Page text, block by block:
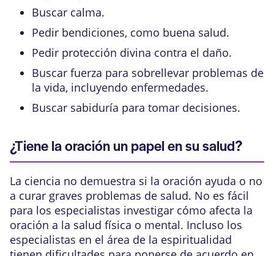
Buscar calma.
Pedir bendiciones, como buena salud.
Pedir protección divina contra el daño.
Buscar fuerza para sobrellevar problemas de
la vida, incluyendo enfermedades.
Buscar sabiduría para tomar decisiones.
¿Tiene la oración un papel en su salud?
La ciencia no demuestra si la oración ayuda o no
a curar graves problemas de salud. No es fácil
para los especialistas investigar cómo afecta la
oración a la salud física o mental. Incluso los
especialistas en el área de la espiritualidad